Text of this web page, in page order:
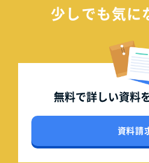
少しでも気
無料で詳しい資料
資料請